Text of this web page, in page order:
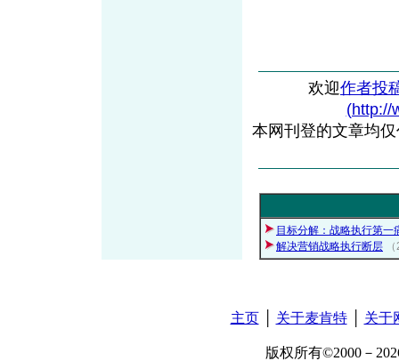
欢迎作者投
(http://
本网刊登的文章均
目标分解：战略执行第一
解决营销战略执行断层
主页│ 关于麦肯特│ 关于
版权所有©2000－